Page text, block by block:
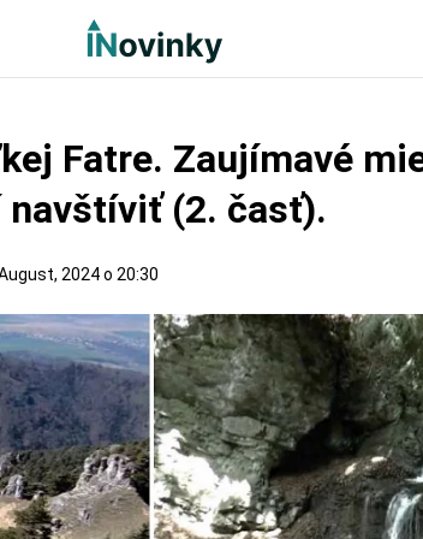
Fatre. Zaujímavé
(2. časť).
2024 o 20:30